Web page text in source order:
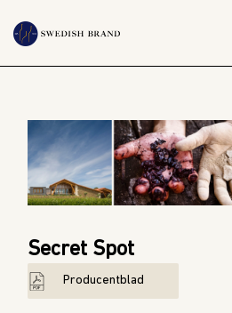
PRIVATKUND
RESTAURANG
PRODUCENTER
OM OSS
WEBBSHOP
Secret Spot
Producentblad